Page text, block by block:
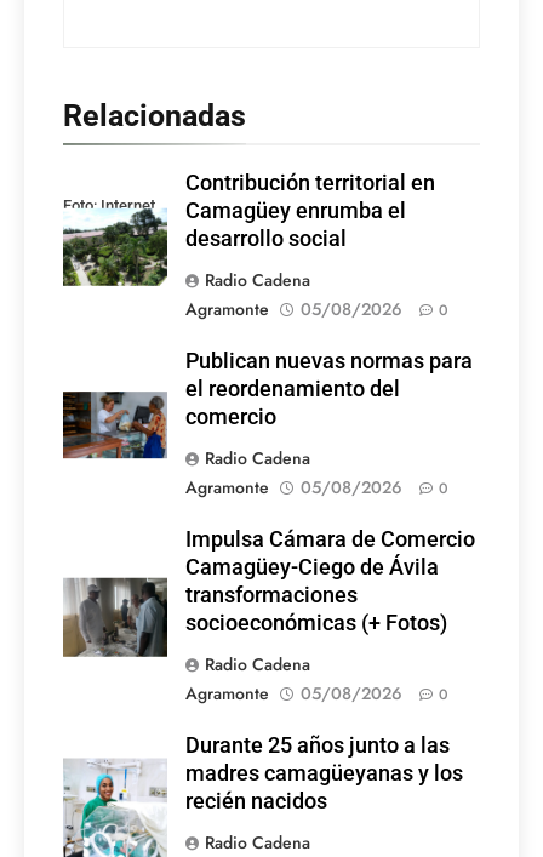
Relacionadas
Foto: Internet
Contribución territorial en
Camagüey enrumba el
desarrollo social
Radio Cadena
Agramonte
05/08/2026 0
Publican nuevas normas para
el reordenamiento del
comercio
Radio Cadena
Agramonte
05/08/2026 0
Impulsa Cámara de Comercio
Camagüey-Ciego de Ávila
transformaciones
socioeconómicas (+ Fotos)
Radio Cadena
Agramonte
05/08/2026 0
Durante 25 años junto a las
madres camagüeyanas y los
recién nacidos
Radio Cadena